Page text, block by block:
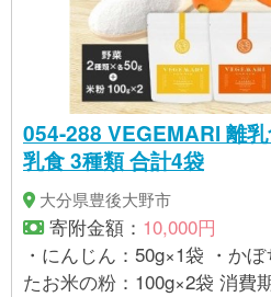
054-288 VEGEMARI 離
乳食 3種類 合計4袋
大分県豊後大野市
寄附金額： 10,000円
・にんじん：50g×1袋 ・か
たお米の粉：100g×2袋 消費